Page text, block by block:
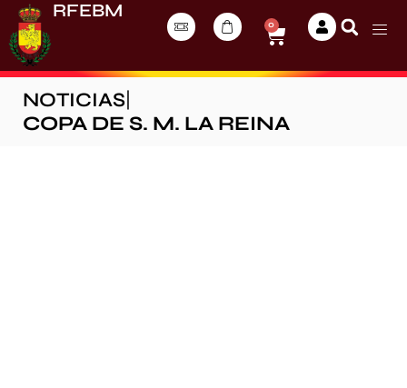
RFEBM
0
NOTICIAS
COPA DE S. M. LA REINA